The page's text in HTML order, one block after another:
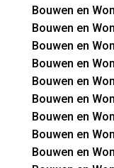
Bouwen en
Bouwen en
Bouwen en
Bouwen en
Bouwen en
Bouwen en
Bouwen en
Bouwen en
Bouwen en